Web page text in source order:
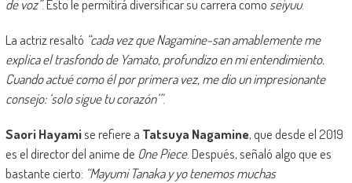
de voz”. Esto le permitirá diversificar su carrera como seiyuu.
La actriz resaltó “cada vez que Nagamine-san amablemente me
explica el trasfondo de Yamato, profundizo en mi entendimiento.
Cuando actué como él por primera vez, me dio un impresionante
consejo: ‘solo sigue tu corazón’”.
Saori Hayamise refiere a Tatsuya Nagamine, que desde el 2019
es el director del anime de One Piece. Después, señaló algo que es
bastante cierto: “Mayumi Tanaka y yo tenemos muchas